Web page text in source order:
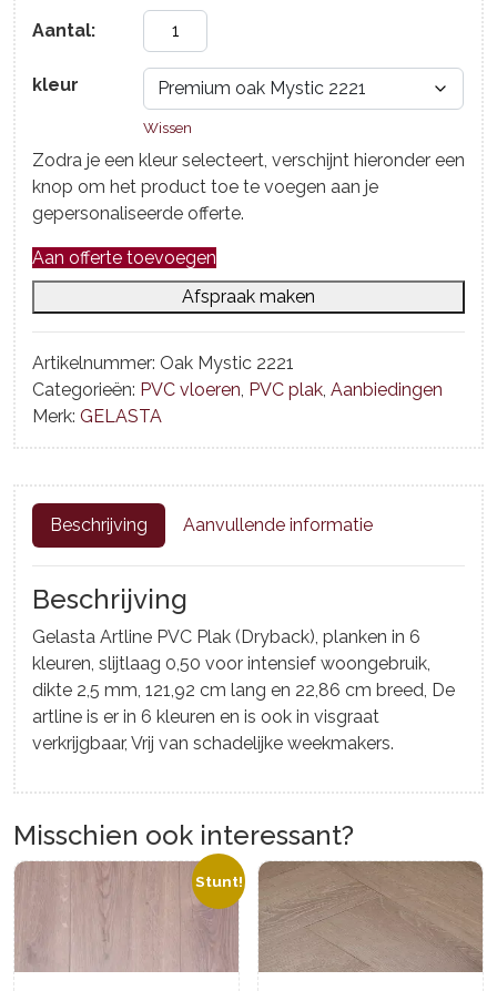
Aantal:
kleur
Wissen
Zodra je een kleur selecteert, verschijnt hieronder een
knop om het product toe te voegen aan je
gepersonaliseerde offerte.
Aan offerte toevoegen
Afspraak maken
Artikelnummer: Oak Mystic 2221
Categorieën: PVC vloeren, PVC plak, Aanbiedingen
Merk: GELASTA
Beschrijving Aanvullende informatie
Beschrijving
Gelasta Artline PVC Plak (Dryback), planken in 6
kleuren, slijtlaag 0,50 voor intensief woongebruik,
dikte 2,5 mm, 121,92 cm lang en 22,86 cm breed, De
artline is er in 6 kleuren en is ook in visgraat
verkrijgbaar, Vrij van schadelijke weekmakers.
Misschien ook interessant?
Stunt!